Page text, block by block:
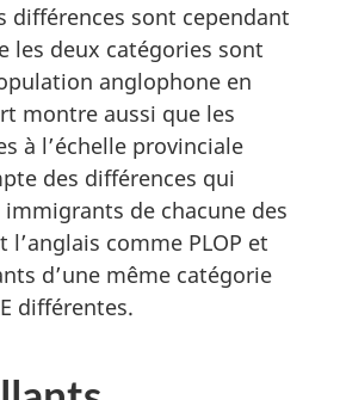
différences sont cependant
les deux catégories sont
anglophone en
montre aussi que les
à l’échelle provinciale
des différences qui
de chacune des
comme PLOP et
d’une même catégorie
différentes.